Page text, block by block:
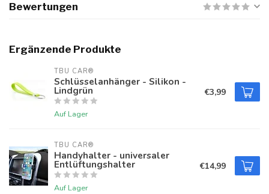
Bewertungen
Ergänzende Produkte
TBU CAR®
Schlüsselanhänger - Silikon -
Lindgrün
Auf Lager
€3,99
TBU CAR®
Handyhalter - universaler
Entlüftungshalter
Auf Lager
€14,99